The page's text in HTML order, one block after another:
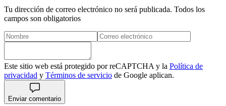
Tu dirección de correo electrónico no será publicada. Todos los
campos son obligatorios
Este sitio web está protegido por reCAPTCHA y la Política de
privacidad y Términos de servicio de Google aplican.
Enviar comentario